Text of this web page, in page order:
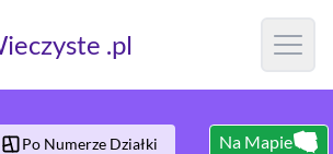
.pl Open
Po Numerze Działki Na Mapie